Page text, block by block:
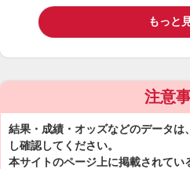
もっと
注意
結果・成績・オッズなどのデータ
し確認してください。
本サイトのページ上に掲載されて